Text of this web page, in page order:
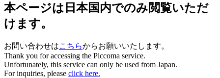
本ページは日本国内でのみ閲覧いただ
けます。
お問い合わせはこちらからお願いいたします。
Thank you for accessing the Piccoma service.
Unfortunately, this service can only be used from Japan.
For inquiries, please click here.